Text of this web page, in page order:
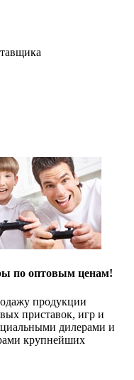
по оптовым ценам!
продукции
приставок, игр и
дилерами и
крупнейших